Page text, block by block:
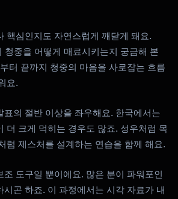
핵심인지도 자연스럽게 깨닫게 돼요.
청중을 어떻게 매료시키는지 궁금해 본
터 끝까지 청중의 마음을 사로잡는 흐름
요.
표의 절반 이상을 좌우해요. 한국에서는
더 크게 먹히는 경우도 많죠. 성우처럼 목
럼 제스처를 설계하는 연습을 함께 해요.
조 도구일 뿐이에요. 많은 분이 파워포인
시곤 하죠. 이 과정에서는 시각 자료가 내
드릴게요